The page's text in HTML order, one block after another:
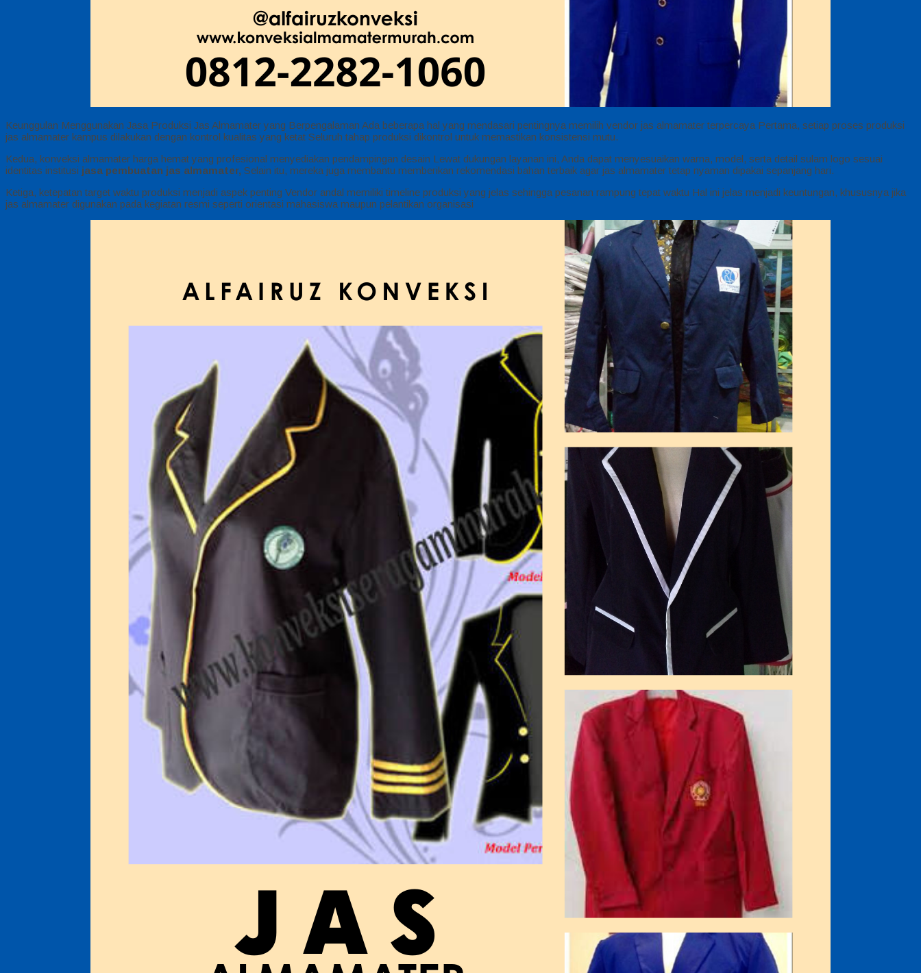
Keunggulan Menggunakan Jasa Produksi Jas Almamater yang Berpengalaman Ada beberapa hal yang mendasari pentingnya memilih vendor jas almamater terpercaya Pertama, setiap proses produksi
jas almamater kampus dilakukan dengan kontrol kualitas yang ketat Seluruh tahap produksi dikontrol untuk memastikan konsistensi mutu.
Kedua, konveksi almamater harga hemat yang profesional menyediakan pendampingan desain Lewat dukungan layanan ini, Anda dapat menyesuaikan warna, model, serta detail sulam logo sesuai
identitas institusi jasa pembuatan jas almamater, Selain itu, mereka juga membantu memberikan rekomendasi bahan terbaik agar jas almamater tetap nyaman dipakai sepanjang hari.
Ketiga, ketepatan target waktu produksi menjadi aspek penting Vendor andal memiliki timeline produksi yang jelas sehingga pesanan rampung tepat waktu Hal ini jelas menjadi keuntungan, khususnya jika
jas almamater digunakan pada kegiatan resmi seperti orientasi mahasiswa maupun pelantikan organisasi